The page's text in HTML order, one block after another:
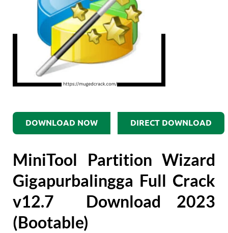
DOWNLOAD NOW DIRECT DOWNLOAD
MiniTool Partition Wizard
Gigapurbalingga Full Crack
v12.7 Download 2023
(Bootable)